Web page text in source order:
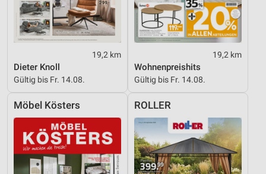
19,2 km
Dieter Knoll
Gültig bis Fr. 14.08.
19,2 km
Wohnenpreishits
Gültig bis Fr. 14.08.
Möbel Kösters ROLLER